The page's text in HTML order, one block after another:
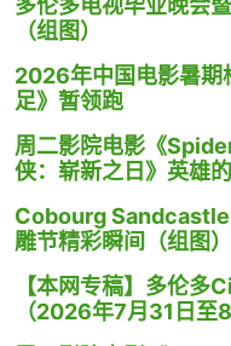
（组图）
2026年中国电影暑期
足》暂领跑
周二影院电影《
侠：崭新之日》英雄
Cobourg
雕节精彩瞬间（组图）
【本网专稿】多伦
（2026年7月31日